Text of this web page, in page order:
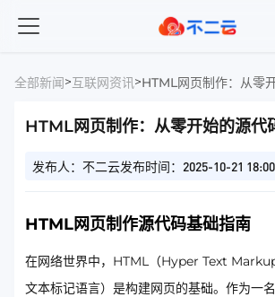
全部新闻>互联网资讯>HTML网页制作：从零
HTML网页制作：从零开始的源代
发布人：不二云发布时间：2025-10-21 18:00
HTML网页制作源代码基础指南
在网络世界中，HTML（Hyper Text
文本标记语言）是构建网页的基础。作为一